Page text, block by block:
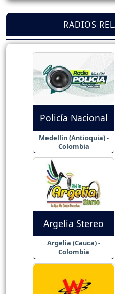
RADIOS
Policía Nacional
Medellín (Antioquia) -
Colombia
Argelia Stereo
Argelia (Cauca) -
Colombia